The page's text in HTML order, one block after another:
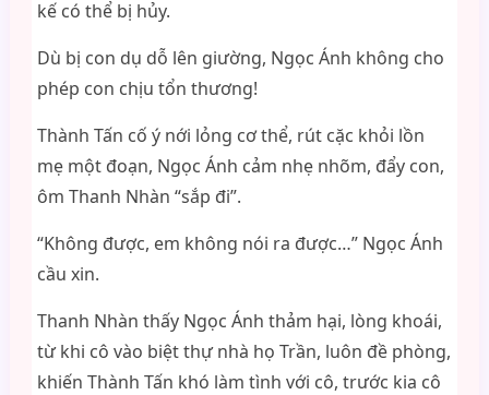
kế có thể bị hủy.
Dù bị con dụ dỗ lên giường, Ngọc Ánh không cho
phép con chịu tổn thương!
Thành Tấn cố ý nới lỏng cơ thể, rút cặc khỏi lồn
mẹ một đoạn, Ngọc Ánh cảm nhẹ nhõm, đẩy con,
ôm Thanh Nhàn “sắp đi”.
“Không được, em không nói ra được…” Ngọc Ánh
cầu xin.
Thanh Nhàn thấy Ngọc Ánh thảm hại, lòng khoái,
từ khi cô vào biệt thự nhà họ Trần, luôn đề phòng,
khiến Thành Tấn khó làm tình với cô, trước kia cô